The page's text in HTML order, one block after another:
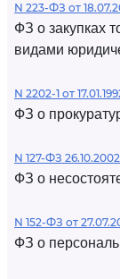
N 223-ФЗ от
ФЗ о закупках
видами
N 2202-1 от
ФЗ о
N 127-ФЗ 26.10.2002
ФЗ о
N 152-ФЗ от
ФЗ о